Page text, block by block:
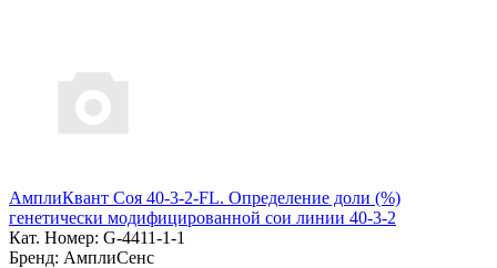
АмплиКвант Соя 40-3-2-FL. Определение доли (%)
генетически модифицированной сои линии 40-3-2
Кат. Номер: G-4411-1-1
Бренд: АмплиСенс